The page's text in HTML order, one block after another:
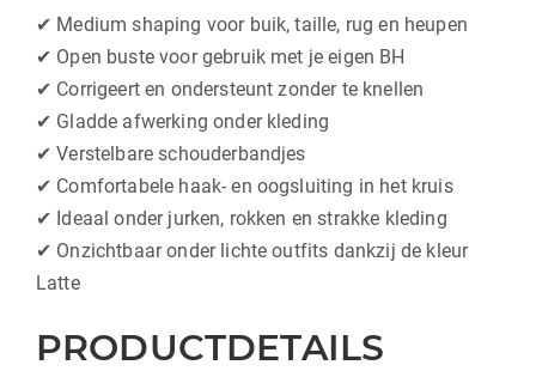
✔ Medium shaping voor buik, taille, rug en heupen
✔ Open buste voor gebruik met je eigen BH
✔ Corrigeert en ondersteunt zonder te knellen
✔ Gladde afwerking onder kleding
✔ Verstelbare schouderbandjes
✔ Comfortabele haak- en oogsluiting in het kruis
✔ Ideaal onder jurken, rokken en strakke kleding
✔ Onzichtbaar onder lichte outfits dankzij de kleur
Latte
PRODUCTDETAILS